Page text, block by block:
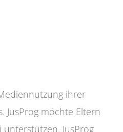
ihrer
JusProg möchte Eltern
JusProg